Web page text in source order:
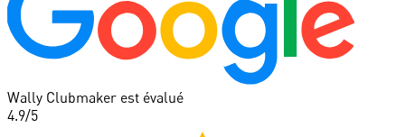
Wally Clubmaker est évalué
4.9/5